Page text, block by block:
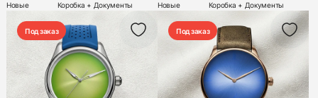
Новые Коробка + Документы Новые Коробка + Документы
Под заказ Под заказ